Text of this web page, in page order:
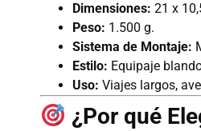
Dimensiones: 21 x
Peso: 1.500 g.
Sistema de Montaje:
Estilo: Equipaje
Uso: Viajes largos,
¿Por qué